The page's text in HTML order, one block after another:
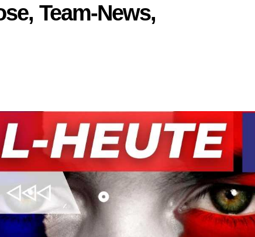
Team-News,